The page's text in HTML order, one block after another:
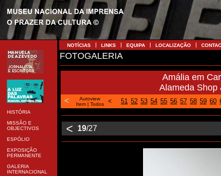
HISTÓRIA
MISSÃO E
OBJECTIVOS
ESPÓLIO
EXPOSIÇÃO
PERMANENTE
GALERIA
INTERNACIONAL
NOTÍCIAS LINKS EQUIPA LOCALIZAÇÃO
FOTOGALERIA
Amália em
Alameda Shop
<
Autoview
Item| Todos < 51 52 53 54 55 56 57 58 59 60
< 19/27